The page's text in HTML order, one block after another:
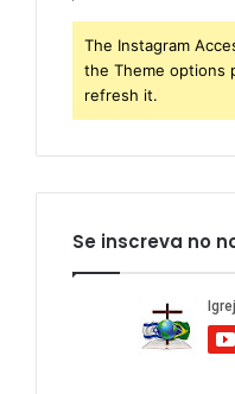
The Instagram
the Theme options
refresh it.
Se inscreva no